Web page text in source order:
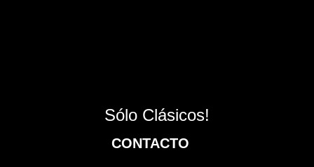
Sólo Clásicos!
CONTACTO